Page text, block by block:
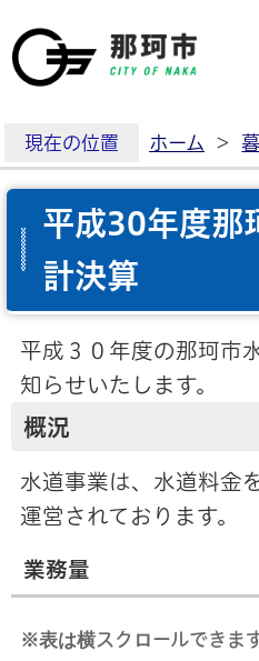
現在の位置 ホーム >
平成30年度那
計決算
平成３０年度の那珂市
知らせいたします。
概況
水道事業は、水道料金
運営されております。
業務量
※表は横スクロールできます